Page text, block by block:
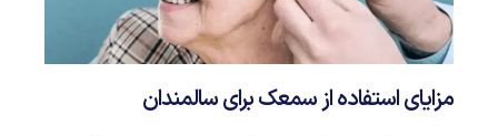
مزایای استفاده از سمعک برای سالمندان